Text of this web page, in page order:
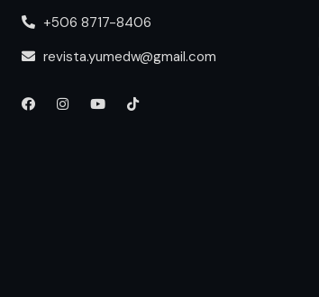
+506 8717-8406
revista.yumedw@gmail.com